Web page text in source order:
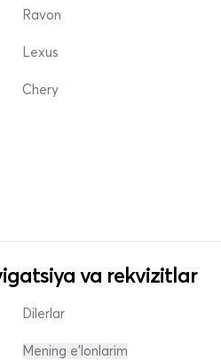
Ravon
Lexus
Chery
va rekvizitlar
Dilerlar
Mening e'lonlarim